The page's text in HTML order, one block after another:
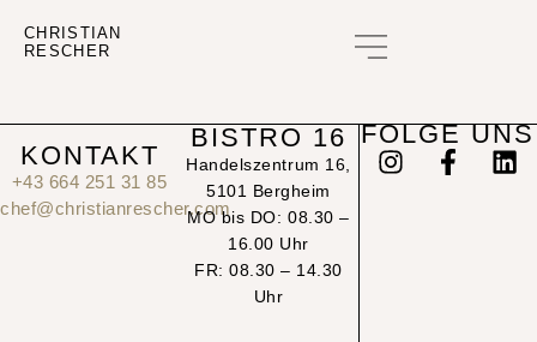
CHRISTIAN
RESCHER
KONTAKT
+43 664 251 31 85
chef@christianrescher.com
BISTRO 16
Handelszentrum 16,
5101 Bergheim
MO bis DO: 08.30 –
16.00 Uhr
FR: 08.30 – 14.30
Uhr
FOLGE UNS